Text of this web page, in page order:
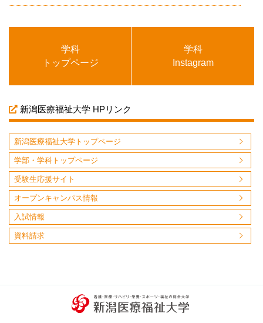
学科
トップページ
学科
Instagram
新潟医療福祉大学 HPリンク
新潟医療福祉大学トップページ
学部・学科トップページ
受験生応援サイト
オープンキャンパス情報
入試情報
資料請求